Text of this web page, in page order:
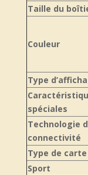
Taille du
Couleur
Type
spéciales
Technologie
connectivité
Type de carte
Sport